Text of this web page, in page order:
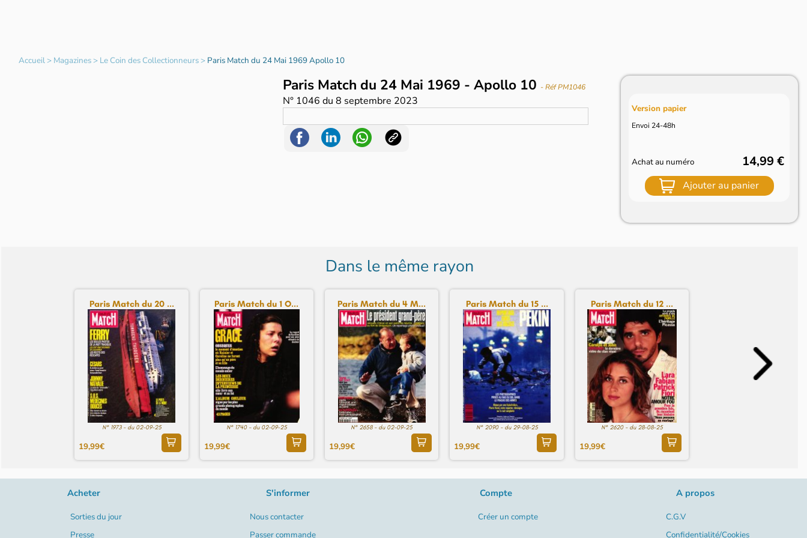
Accueil> Magazines> Le Coin des Collectionneurs> Paris Match du 24 Mai 1969 Apollo 10
Paris Match du 24 Mai 1969 - Apollo 10 - Réf PM1046
N° 1046 du8 septembre 2023
Version papier
Envoi 24-48h
Achat au numéro 14,99 €
Ajouter au panier
Dans le même rayon
Paris Match du 20 ...
N° 1973 - du 02-09-25
19,99€
Paris Match du 1 O...
N° 1740 - du 02-09-25
19,99€
Paris Match du 4 M...
N° 2658 - du 02-09-25
19,99€
Paris Match du 15 ...
N° 2090 - du 29-08-25
19,99€
Paris Match du 12 ...
N° 2620 - du 28-08-25
19,99€
Acheter
Sorties du jour
Presse
S'informer
Nous contacter
Passer commande
Compte
Créer un compte
A propos
C.G.V
Confidentialité/Cookies